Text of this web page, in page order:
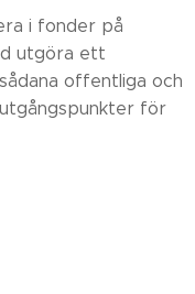
i fonder på
utgöra ett
offentliga och
för